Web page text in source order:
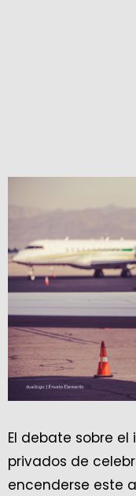
El debate sobre
privados de
encenderse este